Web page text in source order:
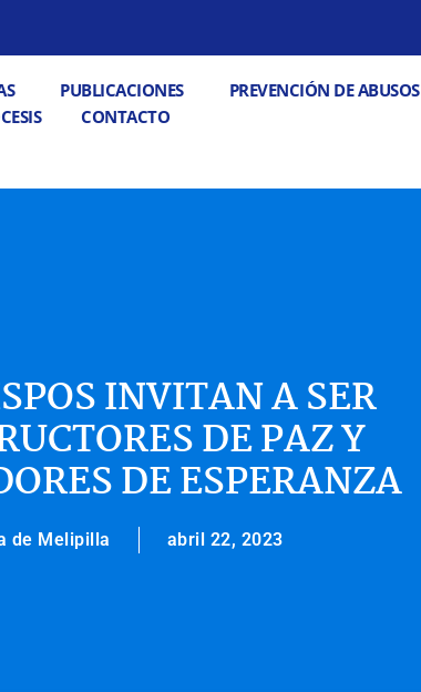
Abrir DECANATOS Y PARROQUIAS
PUBLICACIONES Abrir PUBLICACIONES
PREVENCIÓN DE ABUSOS
CONTACTO
INVITAN A SER
DE PAZ Y
DE ESPERANZA
de Melipilla abril 22, 2023